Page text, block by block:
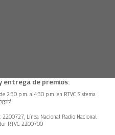
entrega de premios:
2:30 p.m. a 4:30 p.m. en RTVC Sistema
2200727, Línea Nacional Radio Nacional
RTVC 2200700